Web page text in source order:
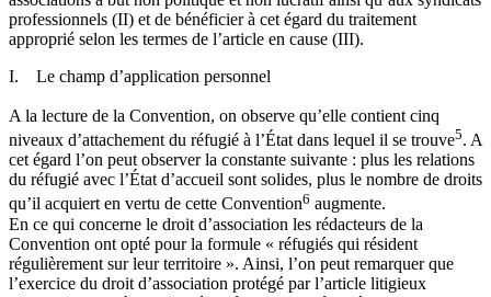
professionnels (II) et de bénéficier à cet égard du traitement
approprié selon les termes de l’article en cause (III).
I. Le champ d’application personnel
A la lecture de la Convention, on observe qu’elle contient cinq
niveaux d’attachement du réfugié à l’État dans lequel il se trouve5. A
cet égard l’on peut observer la constante suivante : plus les relations
du réfugié avec l’État d’accueil sont solides, plus le nombre de droits
qu’il acquiert en vertu de cette Convention6 augmente.
En ce qui concerne le droit d’association les rédacteurs de la
Convention ont opté pour la formule « réfugiés qui résident
régulièrement sur leur territoire ». Ainsi, l’on peut remarquer que
l’exercice du droit d’association protégé par l’article litigieux